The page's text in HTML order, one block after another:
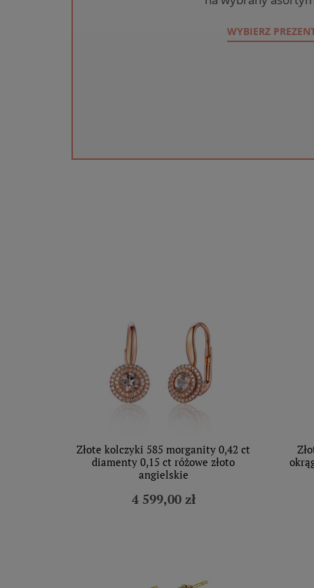
WYBIERZ
Złote kolczyki 585 morganity 0,42 ct
diamenty 0,15 ct różowe złoto
angielskie
4 599,00 zł